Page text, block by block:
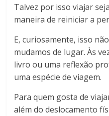
Talvez por isso viajar
maneira de reiniciar a
E, curiosamente, isso
mudamos de lugar. Às
livro ou uma reflexão
uma espécie de viagem.
Para quem gosta de
além do deslocamento